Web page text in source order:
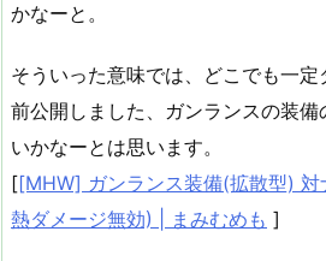
かなーと。
そういった意味では、どこでも一
前公開しました、ガンランスの装
いかなーとは思います。
[[MHW] ガンランス装備(拡散型)
熱ダメージ無効) | まみむめも ]